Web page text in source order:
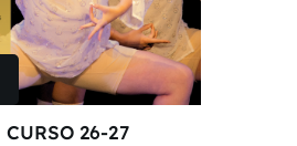
26-27